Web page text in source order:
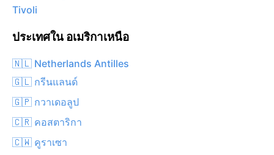
Tivoli
ประเทศใน อเมริกาเหนือ
🇳🇱 Netherlands Antilles
🇬🇱 กรีนแลนด์
🇬🇵 กวาเดอลูป
🇨🇷 คอสตาริกา
🇨🇼 คูราเซา